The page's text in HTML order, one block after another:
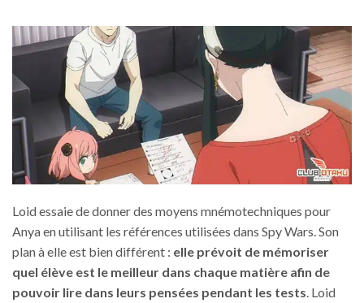
Loid essaie de donner des moyens mnémotechniques pour
Anya en utilisant les références utilisées dans Spy Wars. Son
plan à elle est bien différent : elle prévoit de mémoriser
quel élève est le meilleur dans chaque matière afin de
pouvoir lire dans leurs pensées pendant les tests . Loid